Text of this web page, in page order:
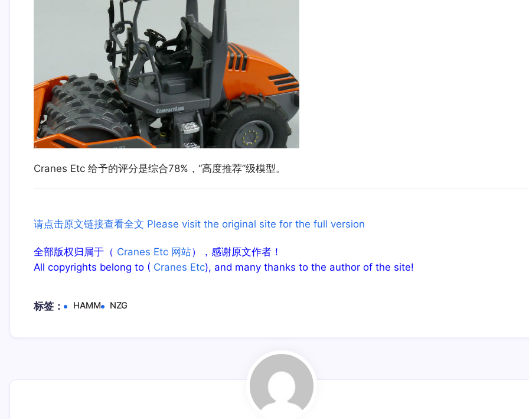
Cranes Etc 给予的评分是综合78%，“高度推荐”级模型。
请点击原文链接查看全文 Please visit the original site for the full version
全部版权归属于（ Cranes Etc 网站），感谢原文作者！
All copyrights belong to ( Cranes Etc), and many thanks to the author of the site!
标签： HAMM NZG